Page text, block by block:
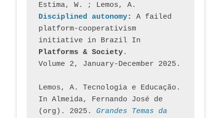
Estima, W. ; Lemos, A.
Disciplined autonomy: A failed
platform-cooperativism
initiative in Brazil In
Platforms & Society.
Volume 2, January-December 2025.
Lemos, A. Tecnologia e Educação.
In Almeida, Fernando José de
(org). 2025. Grandes Temas da